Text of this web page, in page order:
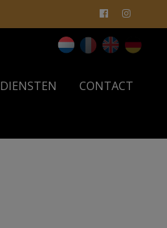
DIENSTEN CONTACT